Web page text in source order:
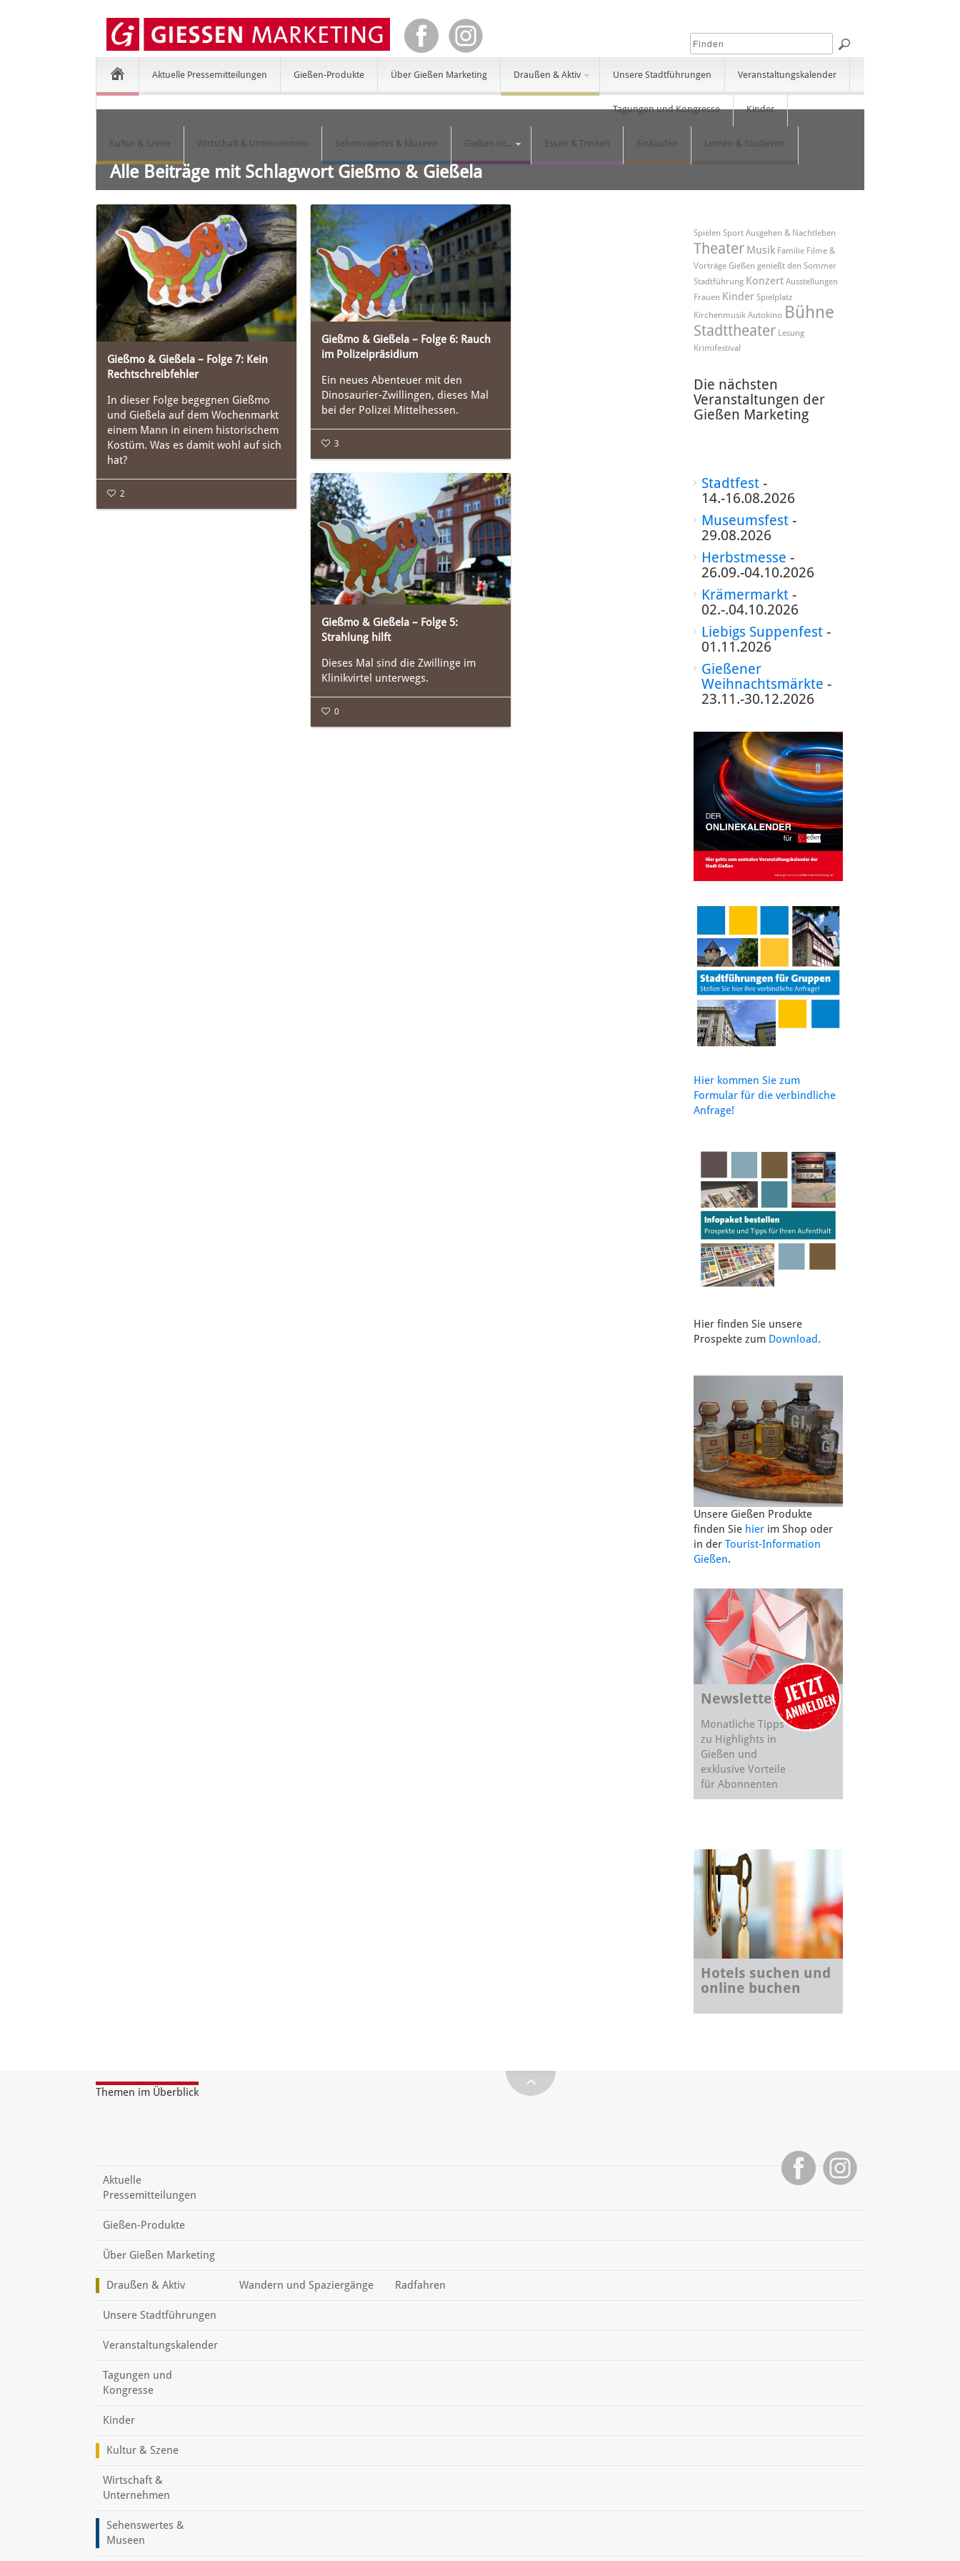
Aktuelle Pressemitteilungen Gießen-Produkte Über Gießen Marketing Draußen & Aktiv Unsere Stadtführungen Veranstaltungskalender
Tagungen und Kongresse Kinder
Kultur & Szene Wirtschaft & Unternehmen Sehenswertes & Museen Gießen ist... Essen & Trinken Einkaufen Lernen & Studieren
Alle Beiträge mit Schlagwort Gießmo & Gießela
Gießmo & Gießela – Folge 7: Kein
Rechtschreibfehler
In dieser Folge begegnen Gießmo
und Gießela auf dem Wochenmarkt
einem Mann in einem historischem
Kostüm. Was es damit wohl auf sich
hat?
2
Gießmo & Gießela – Folge 6: Rauch
im Polizeipräsidium
Ein neues Abenteuer mit den
Dinosaurier-Zwillingen, dieses Mal
bei der Polizei Mittelhessen.
3
Gießmo & Gießela – Folge 5:
Strahlung hilft
Dieses Mal sind die Zwillinge im
Klinikvirtel unterwegs.
0
Spielen Sport Ausgehen & Nachtleben
Theater Musik Familie Filme &
Vorträge Gießen genießt den Sommer
Stadtführung Konzert Ausstellungen
Frauen Kinder Spielplatz
Kirchenmusik Autokino Bühne
Stadttheater Lesung
Krimifestival
Die nächsten
Veranstaltungen der
Gießen Marketing
Stadtfest-
14.-16.08.2026
Museumsfest-
29.08.2026
Herbstmesse -
26.09.-04.10.2026
Krämermarkt-
02.-.04.10.2026
Liebigs Suppenfest-
01.11.2026
Gießener
Weihnachtsmärkte -
23.11.-30.12.2026
Hier kommen Sie zum
Formular für die verbindliche
Anfrage!
Hier finden Sie unsere
Prospekte zum Download.
Unsere Gießen Produkte
finden Sie hierim Shop oder
in der Tourist-Information
Gießen.
Newsletter
Monatliche Tipps
zu Highlights in
Gießen und
exklusive Vorteile
für Abonnenten
Hotels suchen und
online buchen
Themen im Überblick
Aktuelle
Pressemitteilungen
Gießen-Produkte
Über Gießen Marketing
Draußen & Aktiv Wandern und Spaziergänge Radfahren
Unsere Stadtführungen
Veranstaltungskalender
Tagungen und
Kongresse
Kinder
Kultur & Szene
Wirtschaft &
Unternehmen
Sehenswertes &
Museen